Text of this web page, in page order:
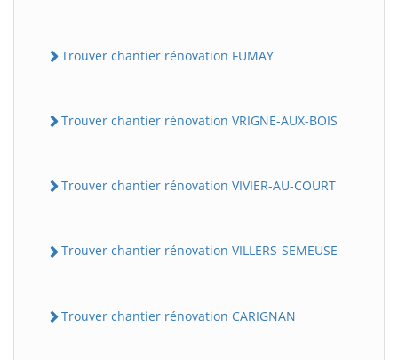
Trouver chantier rénovation FUMAY
Trouver chantier rénovation VRIGNE-AUX-BOIS
Trouver chantier rénovation VIVIER-AU-COURT
Trouver chantier rénovation VILLERS-SEMEUSE
Trouver chantier rénovation CARIGNAN